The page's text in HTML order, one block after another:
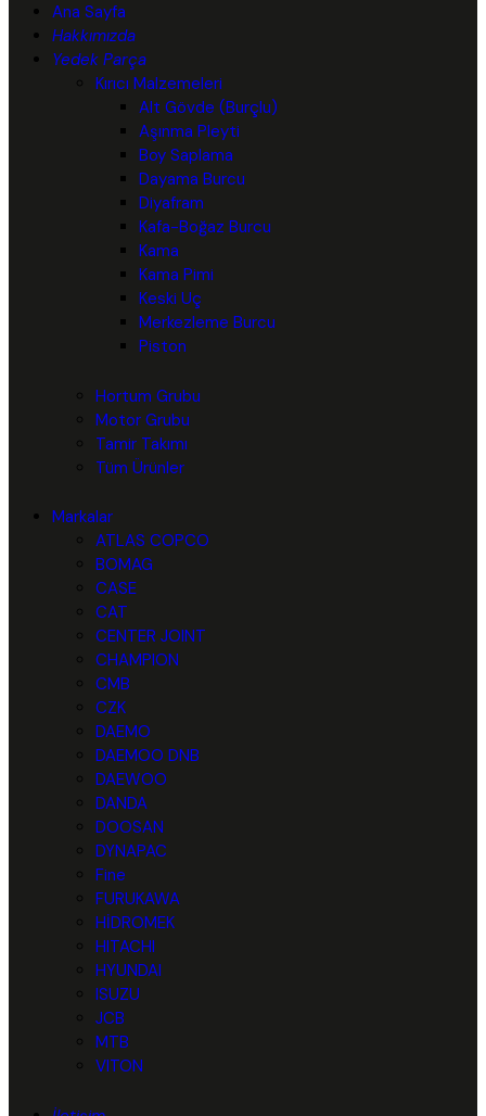
Ana Sayfa
Hakkımızda
Yedek Parça
Kırıcı Malzemeleri
Alt Gövde (Burçlu)
Aşınma Pleyti
Boy Saplama
Dayama Burcu
Diyafram
Kafa-Boğaz Burcu
Kama
Kama Pimi
Keski Uç
Merkezleme Burcu
Piston
Hortum Grubu
Motor Grubu
Tamir Takımı
Tüm Ürünler
Markalar
ATLAS COPCO
BOMAG
CASE
CAT
CENTER JOINT
CHAMPION
CMB
CZK
DAEMO
DAEMOO DNB
DAEWOO
DANDA
DOOSAN
DYNAPAC
Fine
FURUKAWA
HİDROMEK
HITACHI
HYUNDAI
ISUZU
JCB
MTB
VITON